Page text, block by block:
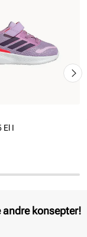
El I
andre konsepter!